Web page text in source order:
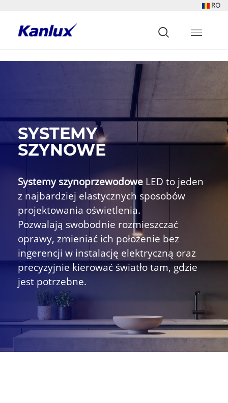
RO
główna
Kanlux
SYSTEMY
SZYNOWE
Systemy szynoprzewodowe LED to jeden
z najbardziej elastycznych sposobów
projektowania oświetlenia.
Pozwalają swobodnie rozmieszczać
oprawy, zmieniać ich położenie bez
ingerencji w instalację elektryczną oraz
precyzyjnie kierować światło tam, gdzie
jest potrzebne.